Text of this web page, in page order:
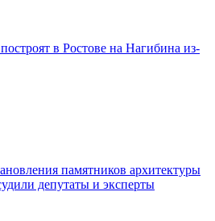
в Ростове на Нагибина из-
памятников архитектуры
депутаты и эксперты